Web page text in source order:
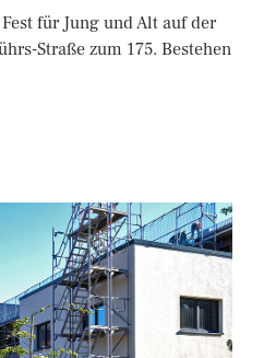
für Jung und Alt auf der
Straße zum 175. Bestehen